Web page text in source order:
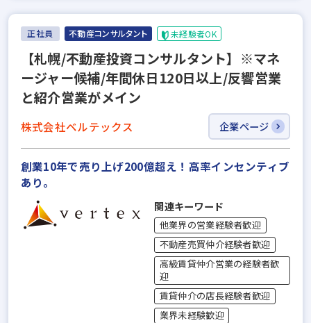
正社員 不動産コンサルタント 未経験者OK
【札幌/不動産投資コンサルタント】※マネ
ージャー候補/年間休日120日以上/反響営業
と紹介営業がメイン
株式会社ベルテックス 企業ページ
創業10年で売り上げ200億超え！高率インセンティブ
あり。
関連キーワード
他業界の営業経験者歓迎
不動産売買仲介経験者歓迎
高級賃貸仲介営業の経験者歓
迎
賃貸仲介の店長経験者歓迎
業界未経験歓迎